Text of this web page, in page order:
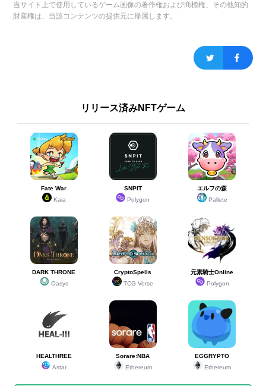
当サイト上で使用しているゲーム画像の著作権および商標権、その他知的
財産権は、当該コンテンツの提供元に帰属します。
リリース済みNFTゲーム
Fate War
Kaia
SNPIT
Polygon
エルフの森
Pallete
DARK THRONE
Oasys
CryptoSpells
TCG Verse
元素騎士Online
Polygon
HEALTHREE
Astar
Sorare:NBA
Ethereum
EGGRYPTO
Ethereum